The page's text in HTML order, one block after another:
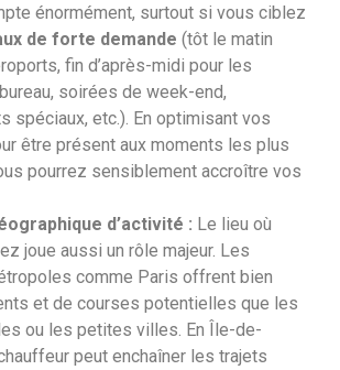
énormément, surtout si vous ciblez
de forte demande (tôt le matin
fin d’après-midi pour les
soirées de week-end,
spéciaux, etc.). En optimisant vos
être présent aux moments les plus
pourrez sensiblement accroître vos
d’activité : Le lieu où
joue aussi un rôle majeur. Les
comme Paris offrent bien
et de courses potentielles que les
ou les petites villes. En Île-de-
peut enchaîner les trajets